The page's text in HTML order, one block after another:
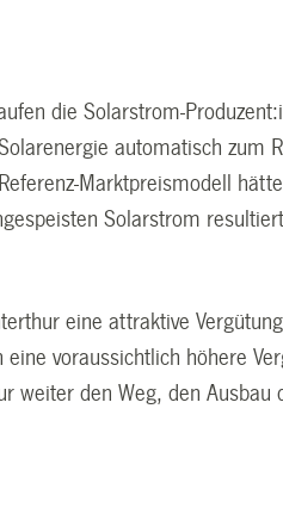
die Solarstrom-
automatisch zum
Marktpreismodell
Solarstrom
eine attraktive
voraussichtlich höhere
weiter den Weg, den Ausbau